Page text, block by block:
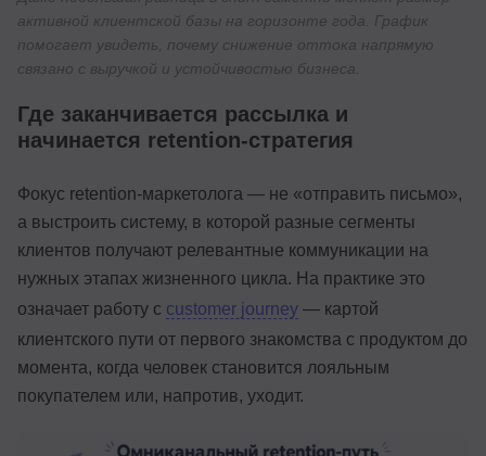
активной клиентской базы на горизонте года. График
помогает увидеть, почему снижение оттока напрямую
связано с выручкой и устойчивостью бизнеса.
Где заканчивается рассылка и
начинается retention-стратегия
Фокус retention-маркетолога — не «отправить письмо»,
а выстроить систему, в которой разные сегменты
клиентов получают релевантные коммуникации на
нужных этапах жизненного цикла. На практике это
означает работу с customer journey — картой
клиентского пути от первого знакомства с продуктом до
момента, когда человек становится лояльным
покупателем или, напротив, уходит.